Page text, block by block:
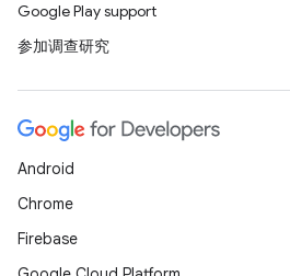
Google Play support
参加调查研究
Android
Chrome
Firebase